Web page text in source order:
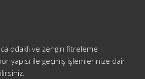
odaklı ve zengin fitreleme
yapısı ile geçmiş işlemlerinize dair